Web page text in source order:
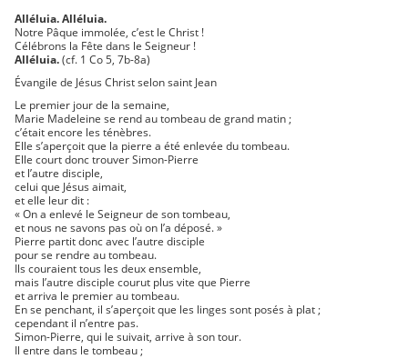
Alléluia. Alléluia.
Notre Pâque immolée, c’est le Christ !
Célébrons la Fête dans le Seigneur !
Alléluia.(cf. 1 Co 5, 7b-8a)
Évangile de Jésus Christ selon saint Jean
Le premier jour de la semaine,
Marie Madeleine se rend au tombeau de grand matin ;
c’était encore les ténèbres.
Elle s’aperçoit que la pierre a été enlevée du tombeau.
Elle court donc trouver Simon-Pierre
et l’autre disciple,
celui que Jésus aimait,
et elle leur dit :
« On a enlevé le Seigneur de son tombeau,
et nous ne savons pas où on l’a déposé. »
Pierre partit donc avec l’autre disciple
pour se rendre au tombeau.
Ils couraient tous les deux ensemble,
mais l’autre disciple courut plus vite que Pierre
et arriva le premier au tombeau.
En se penchant, il s’aperçoit que les linges sont posés à plat ;
cependant il n’entre pas.
Simon-Pierre, qui le suivait, arrive à son tour.
Il entre dans le tombeau ;